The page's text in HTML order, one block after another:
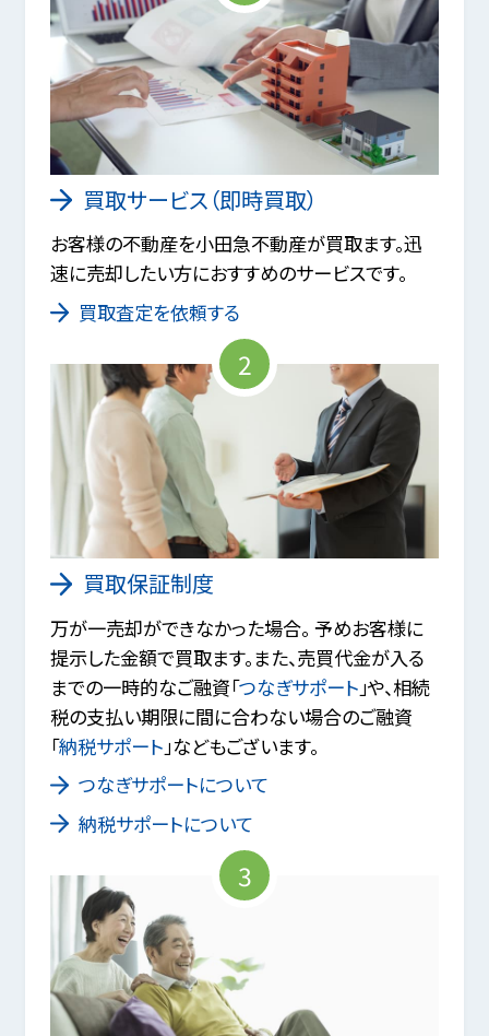
買取サービス（即時買取）
お客様の不動産を小田急不動産が買取ます。迅
速に売却したい方におすすめのサービスです。
買取査定を依頼する
2
買取保証制度
万が一売却ができなかった場合。 予めお客様に
提示した金額で買取ます。また、売買代金が入る
までの一時的なご融資「つなぎサポート 」や、相続
税の支払い期限に間に合わない場合のご融資
「納税サポート 」などもございます。
つなぎサポートについて
納税サポートについて
3